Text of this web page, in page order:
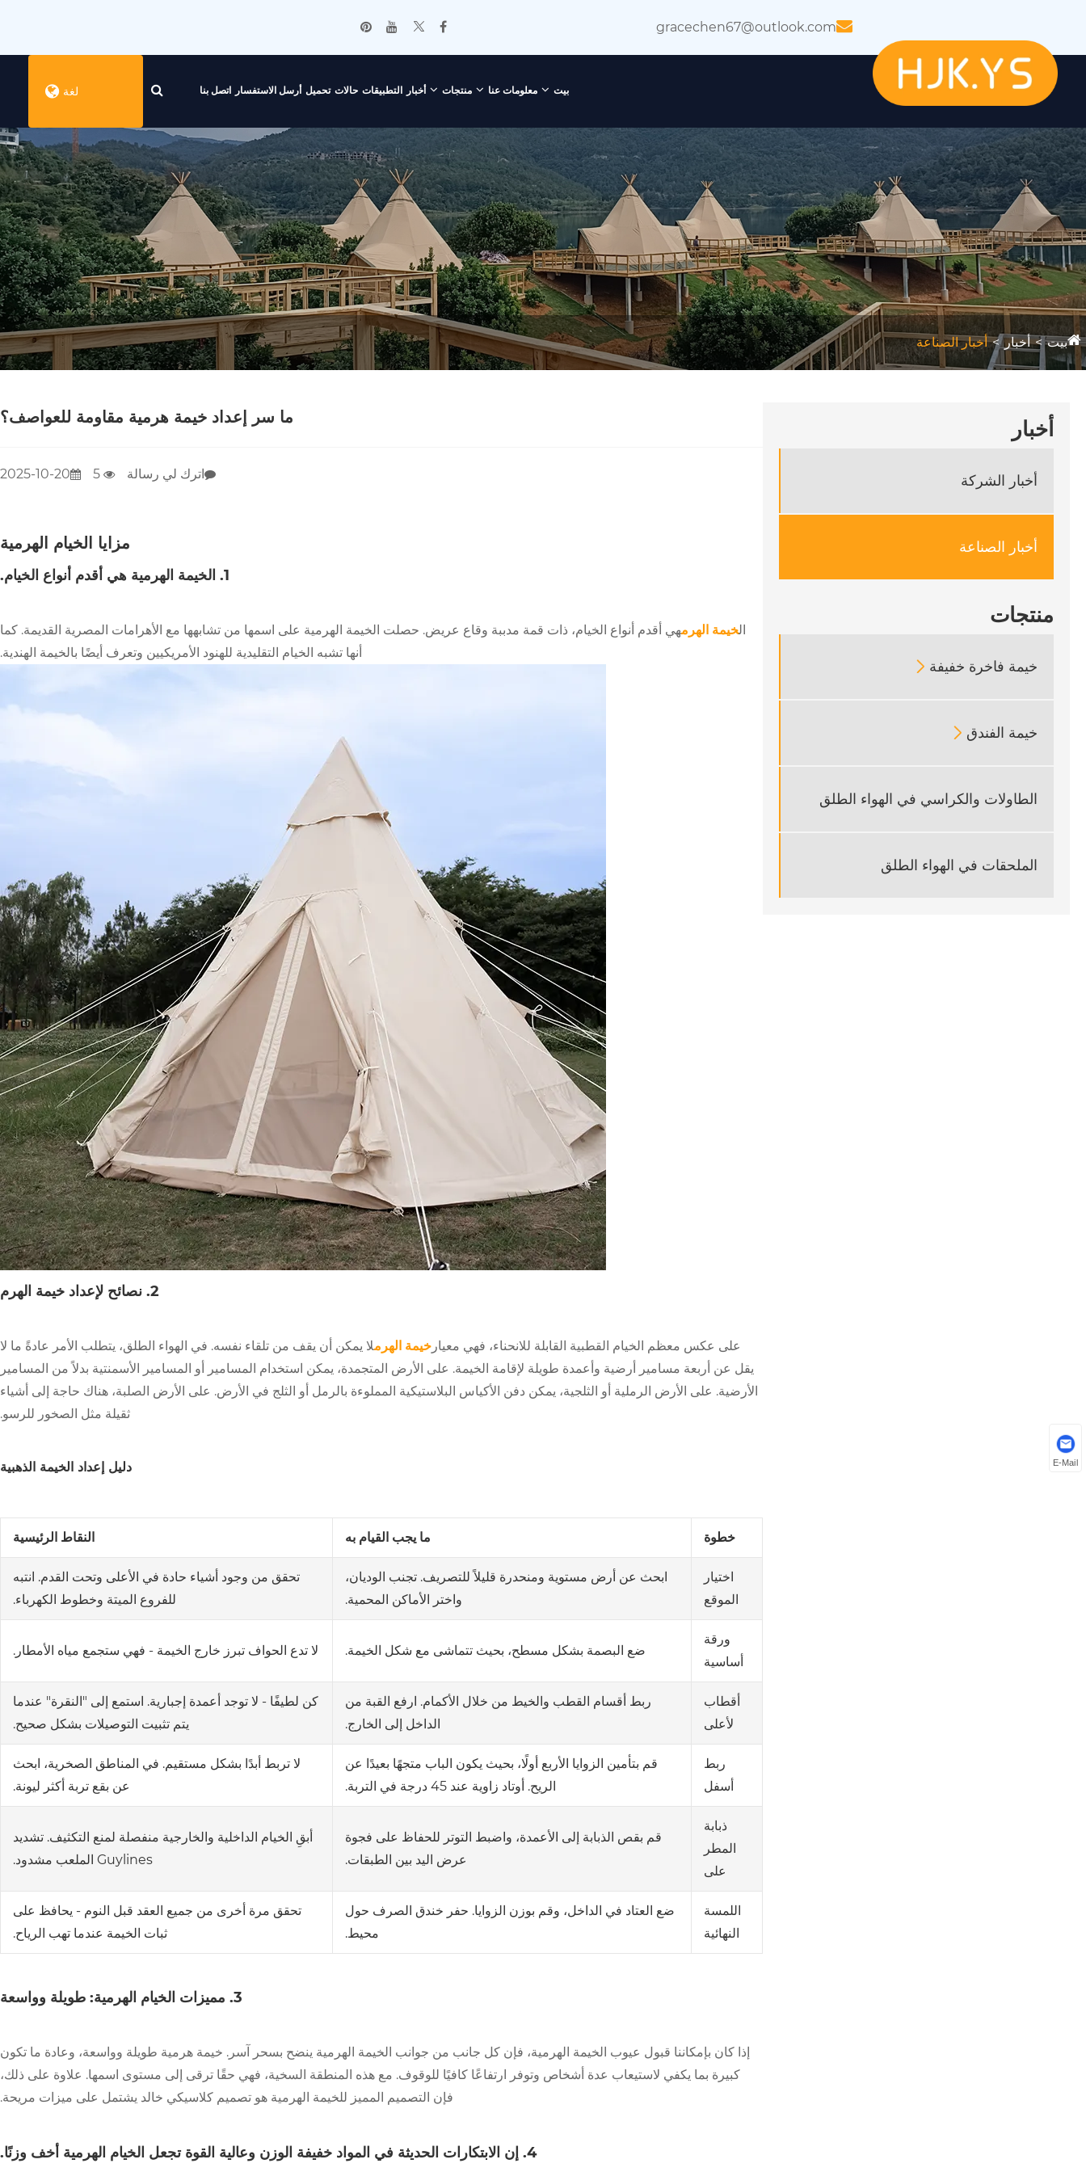
gracechen67@outlook.com
بيت معلومات عنا منتجات أخبار التطبيقات حالات تحميل أرسل الاستفسار اتصل بنا لغة
بيت أخبار أخبار الصناعة
أخبار
أخبار الشركة
أخبار الصناعة
منتجات
خيمة فاخرة خفيفة 
خيمة الفندق 
الطاولات والكراسي في الهواء الطلق
الملحقات في الهواء الطلق
ما سر إعداد خيمة هرمية مقاومة للعواصف؟
2025-10-20 اترك لي رسالة
مزايا الخيام الهرمية
1. الخيمة الهرمية هي أقدم أنواع الخيام.
الخيمة الهرمهي أقدم أنواع الخيام، ذات قمة مدببة وقاع عريض. حصلت الخيمة الهرمية على اسمها من تشابهها مع الأهرامات المصرية القديمة. كما
أنها تشبه الخيام التقليدية للهنود الأمريكيين وتعرف أيضًا بالخيمة الهندية.
2. نصائح لإعداد خيمة الهرم
على عكس معظم الخيام القطبية القابلة للانحناء، فهي معيار خيمة الهرملا يمكن أن يقف من تلقاء نفسه. في الهواء الطلق، يتطلب الأمر عادةً ما لا
يقل عن أربعة مسامير أرضية وأعمدة طويلة لإقامة الخيمة. على الأرض المتجمدة، يمكن استخدام المسامير أو المسامير الأسمنتية بدلاً من المسامير
الأرضية. على الأرض الرملية أو الثلجية، يمكن دفن الأكياس البلاستيكية المملوءة بالرمل أو الثلج في الأرض. على الأرض الصلبة، هناك حاجة إلى أشياء
ثقيلة مثل الصخور للرسو.
دليل إعداد الخيمة الذهبية
خطوة ما يجب القيام به النقاط الرئيسية
اختيار
الموقع
ابحث عن أرض مستوية ومنحدرة قليلاً للتصريف. تجنب الوديان،
واختر الأماكن المحمية.
تحقق من وجود أشياء حادة في الأعلى وتحت القدم. انتبه
للفروع الميتة وخطوط الكهرباء.
ورقة
أساسية
ضع البصمة بشكل مسطح، بحيث تتماشى مع شكل الخيمة. لا تدع الحواف تبرز خارج الخيمة - فهي ستجمع مياه الأمطار.
أقطاب
لأعلى
ربط أقسام القطب والخيط من خلال الأكمام. ارفع القبة من
الداخل إلى الخارج.
كن لطيفًا - لا توجد أعمدة إجبارية. استمع إلى "النقرة" عندما
يتم تثبيت التوصيلات بشكل صحيح.
ربط
أسفل
قم بتأمين الزوايا الأربع أولًا، بحيث يكون الباب متجهًا بعيدًا عن
الريح. أوتاد زاوية عند 45 درجة في التربة.
لا تربط أبدًا بشكل مستقيم. في المناطق الصخرية، ابحث
عن بقع تربة أكثر ليونة.
ذبابة
المطر
على
قم بقص الذبابة إلى الأعمدة، واضبط التوتر للحفاظ على فجوة
عرض اليد بين الطبقات.
أبقِ الخيام الداخلية والخارجية منفصلة لمنع التكثيف. تشديد
Guylines الملعب مشدود.
اللمسة
النهائية
ضع العتاد في الداخل، وقم بوزن الزوايا. حفر خندق الصرف حول
محيط.
تحقق مرة أخرى من جميع العقد قبل النوم - يحافظ على
ثبات الخيمة عندما تهب الرياح.
3. مميزات الخيام الهرمية: طويلة وواسعة
إذا كان بإمكاننا قبول عيوب الخيمة الهرمية، فإن كل جانب من جوانب الخيمة الهرمية ينضح بسحر آسر. خيمة هرمية طويلة وواسعة، وعادة ما تكون
كبيرة بما يكفي لاستيعاب عدة أشخاص وتوفر ارتفاعًا كافيًا للوقوف. مع هذه المنطقة السخية، فهي حقًا ترقى إلى مستوى اسمها. علاوة على ذلك،
فإن التصميم المميز للخيمة الهرمية هو تصميم كلاسيكي خالد يشتمل على ميزات مريحة.
4. إن الابتكارات الحديثة في المواد خفيفة الوزن وعالية القوة تجعل الخيام الهرمية أخف وزنًا.
E-Mail